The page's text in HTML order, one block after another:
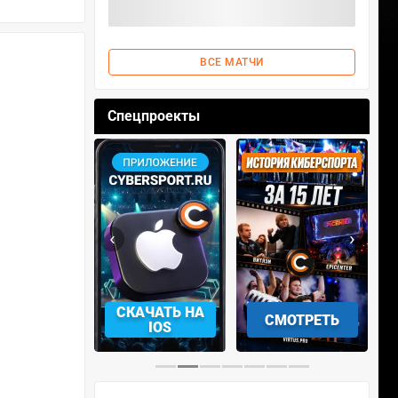
ВСЕ МАТЧИ
Спецпроекты
СМОТРЕТЬ УЧАСТВОВАТЬ
‹ ›